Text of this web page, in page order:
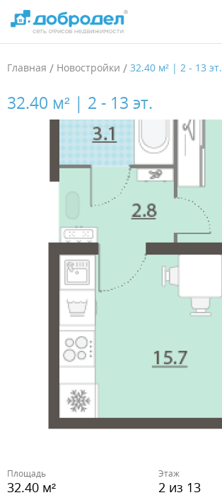
Главная / Новостройки / 32.40 м² | 2 - 13 эт.
32.40 м² | 2 - 13 эт.
Площадь
32.40 м²
Этаж
2 из 13